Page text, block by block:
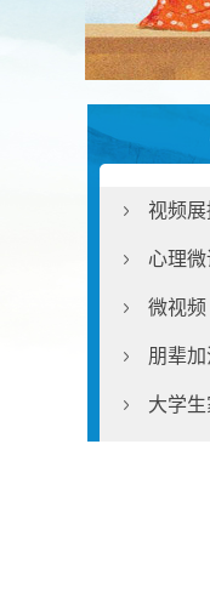
视频
心理
微视频
朋辈
大学